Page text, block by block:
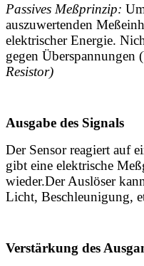
Passives Meßprinzip:
auszuwertenden
elektrischer Energie.
gegen Überspannungen
Resistor)
Ausgabe des Signals
Der Sensor reagiert auf
gibt eine elektrische
wieder.Der Auslöser
Licht, Beschleunigung,
Verstärkung des